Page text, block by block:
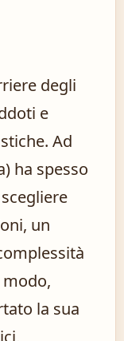
degli
e
Ad
ha spesso
un
la sua